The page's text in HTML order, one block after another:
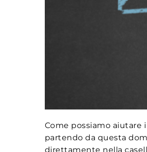
Come possiamo
partendo da questa
direttamente nella